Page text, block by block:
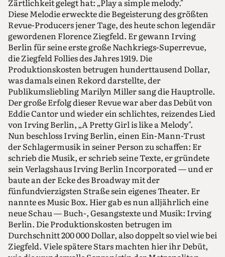
Diese Melodie erweckte die Begeisterung des größten
Revue-Producers jener Tage, des heute schon legendär
gewordenen Florence Ziegfeld. Er gewann Irving
Berlin für seine erste große Nachkriegs-Superrevue,
die Ziegfeld Follies des Jahres 1919. Die
Produktionskosten betrugen hunderttausend Dollar,
was damals einen Rekord darstellte, der
Publikumsliebling Marilyn Miller sang die Hauptrolle.
Der große Erfolg dieser Revue war aber das Debüt von
Eddie Cantor und wieder ein schlichtes, reizendes Lied
von Irving Berlin, „A Pretty Girl is like a Melody".
Nun beschloss Irving Berlin, einen Ein-Mann-Trust
der Schlagermusik in seiner Person zu schaffen: Er
schrieb die Musik, er schrieb seine Texte, er gründete
sein Verlagshaus Irving Berlin Incorporated — und er
baute an der Ecke des Broadway mit der
fünfundvierzigsten Straße sein eigenes Theater. Er
nannte es Music Box. Hier gab es nun alljährlich eine
neue Schau — Buch-, Gesangstexte und Musik: Irving
Berlin. Die Produktionskosten betrugen im
Durchschnitt 200 000 Dollar, also doppelt so viel wie bei
Ziegfeld. Viele spätere Stars machten hier ihr Debüt,